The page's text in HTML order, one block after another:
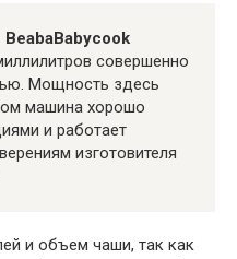
BeabaBabycook
совершенно
Мощность здесь
машина хорошо
и работает
изготовителя
и объем чаши, так как